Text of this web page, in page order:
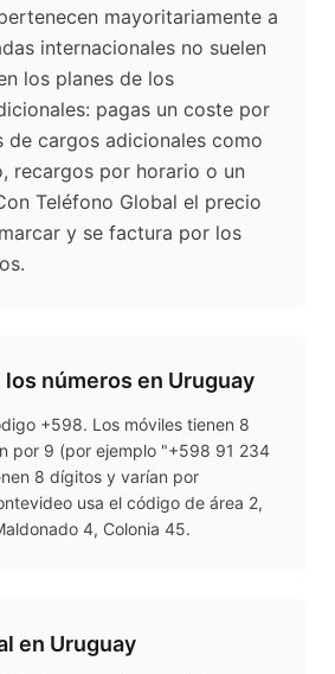
mayoritariamente a
internacionales no suelen
los planes de los
pagas un coste por
de cargos adicionales como
recargos por horario o un
Teléfono Global el precio
y se factura por los
los números en Uruguay
+598. Los móviles tienen 8
por 9 (por ejemplo "+598 91 234
8 dígitos y varían por
usa el código de área 2,
4, Colonia 45.
en Uruguay